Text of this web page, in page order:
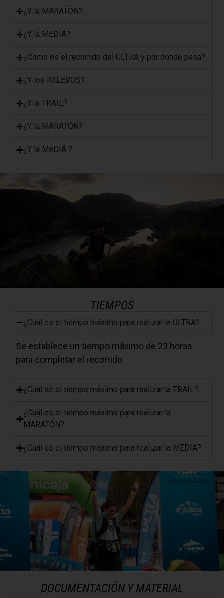
¿Y la MARATÓN?
​¿Y la MEDIA?
​¿Cómo es el recorrido del ULTRA y por donde pasa?
​¿Y los R3LEVOS?
​¿Y la TRAIL?
¿Y la MARATÓN?
¿Y la MEDIA ?
TIEMPOS
¿Cuál es el tiempo máximo para realizar la ULTRA?
Se establece un tiempo máximo de 23 horas
para completar el recorrido.
¿Cuál es el tiempo máximo para realizar la TRAIL?
¿Cuál es el tiempo máximo para realizar la
MARATÓN?
​¿Cuál es el tiempo máximo para realizar la MEDIA?
DOCUMENTACIÓN Y MATERIAL